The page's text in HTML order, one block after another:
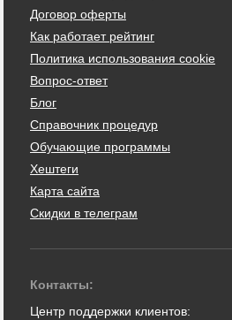
Договор оферты
Как работает рейтинг
Политика использования cookie
Вопрос-ответ
Блог
Справочник процедур
Обучающие программы
Хештеги
Карта сайта
Скидки в телеграм
Контакты:
Центр поддержки клиентов: